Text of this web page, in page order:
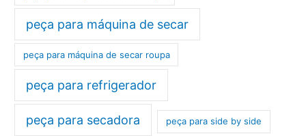
peça para máquina de secar
peça para máquina de secar roupa
peça para refrigerador
peça para secadora peça para side by side